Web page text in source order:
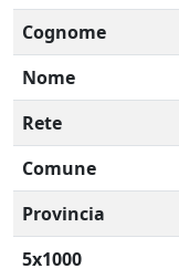
Cognome
Nome
Rete
Comune
Provincia
5x1000